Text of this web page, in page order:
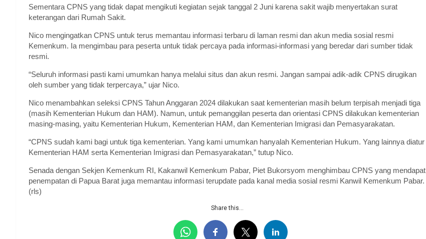
Sementara CPNS yang tidak dapat mengikuti kegiatan sejak tanggal 2 Juni karena sakit wajib menyertakan surat
keterangan dari Rumah Sakit.
Nico mengingatkan CPNS untuk terus memantau informasi terbaru di laman resmi dan akun media sosial resmi
Kemenkum. Ia mengimbau para peserta untuk tidak percaya pada informasi-informasi yang beredar dari sumber tidak
resmi.
“Seluruh informasi pasti kami umumkan hanya melalui situs dan akun resmi. Jangan sampai adik-adik CPNS dirugikan
oleh sumber yang tidak terpercaya,” ujar Nico.
Nico menambahkan seleksi CPNS Tahun Anggaran 2024 dilakukan saat kementerian masih belum terpisah menjadi tiga
(masih Kementerian Hukum dan HAM). Namun, untuk pemanggilan peserta dan orientasi CPNS dilakukan kementerian
masing-masing, yaitu Kementerian Hukum, Kementerian HAM, dan Kementerian Imigrasi dan Pemasyarakatan.
“CPNS sudah kami bagi untuk tiga kementerian. Yang kami umumkan hanyalah Kementerian Hukum. Yang lainnya diatur
Kementerian HAM serta Kementerian Imigrasi dan Pemasyarakatan,” tutup Nico.
Senada dengan Sekjen Kemenkum RI, Kakanwil Kemenkum Pabar, Piet Bukorsyom menghimbau CPNS yang mendapat
penempatan di Papua Barat juga memantau informasi terupdate pada kanal media sosial resmi Kanwil Kemenkum Pabar.
(rls)
Share this...